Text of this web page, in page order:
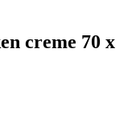
creme 70 x